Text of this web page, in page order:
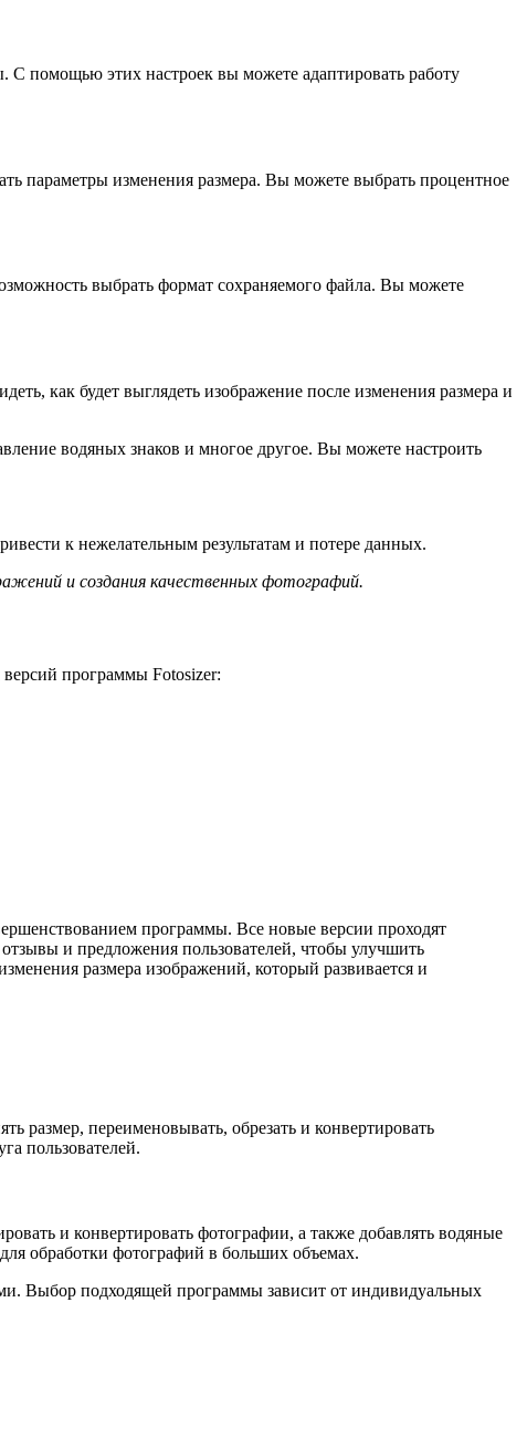
С помощью этих настроек вы можете адаптировать работу
параметры изменения размера. Вы можете выбрать процентное
выбрать формат сохраняемого файла. Вы можете
как будет выглядеть изображение после изменения размера и
водяных знаков и многое другое. Вы можете настроить
к нежелательным результатам и потере данных.
и создания качественных фотографий.
программы Fotosizer:
программы. Все новые версии проходят
и предложения пользователей, чтобы улучшить
размера изображений, который развивается и
размер, переименовывать, обрезать и конвертировать
пользователей.
и конвертировать фотографии, а также добавлять водяные
обработки фотографий в больших объемах.
Выбор подходящей программы зависит от индивидуальных